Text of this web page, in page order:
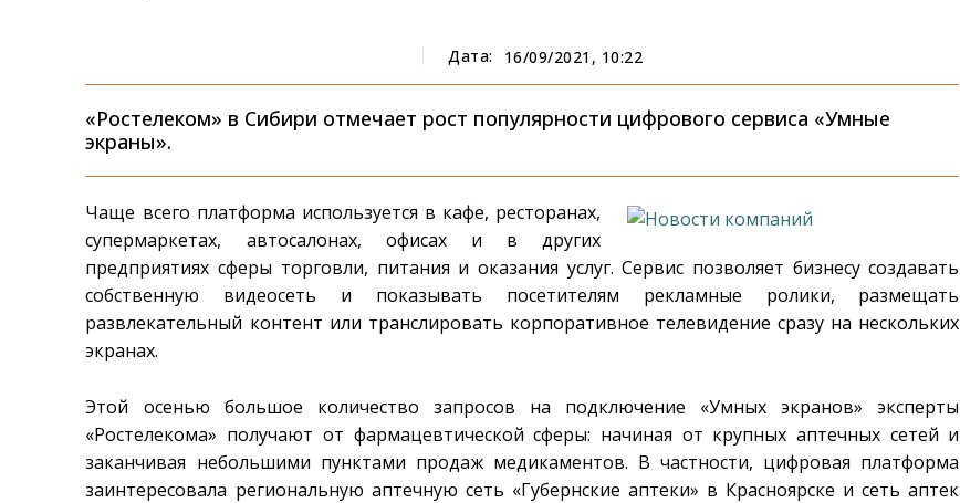
Дата: 16/09/2021, 10:22
«Ростелеком» в Сибири отмечает рост популярности цифрового сервиса «Умные
экраны».
Чаще всего платформа используется в кафе, ресторанах,
супермаркетах, автосалонах, офисах и в других
предприятиях сферы торговли, питания и оказания услуг. Сервис позволяет бизнесу создавать
собственную видеосеть и показывать посетителям рекламные ролики, размещать
развлекательный контент или транслировать корпоративное телевидение сразу на нескольких
экранах.
Этой осенью большое количество запросов на подключение «Умных экранов» эксперты
«Ростелекома» получают от фармацевтической сферы: начиная от крупных аптечных сетей и
заканчивая небольшими пунктами продаж медикаментов. В частности, цифровая платформа
заинтересовала региональную аптечную сеть «Губернские аптеки» в Красноярске и сеть аптек